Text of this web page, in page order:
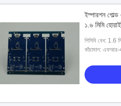
ইম্পারশন
১.৬ মিমি
পিসিবি বেধ: 1.6
কাঁচামাল: